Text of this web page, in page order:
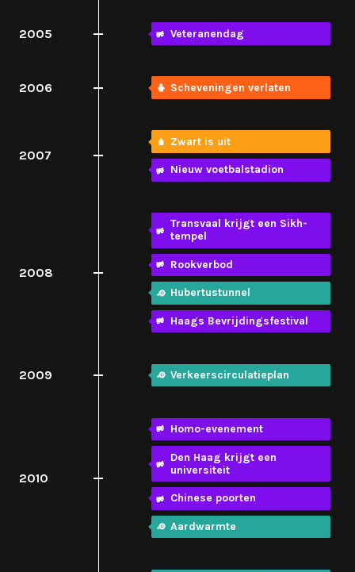
2005 Veteranendag
2006 Scheveningen verlaten
2007
Zwart is uit
Nieuw voetbalstadion
2008
Transvaal krijgt een Sikh-
tempel
Rookverbod
Hubertustunnel
Haags Bevrijdingsfestival
2009 Verkeerscirculatieplan
2010
Homo-evenement
Den Haag krijgt een
universiteit
Chinese poorten
Aardwarmte